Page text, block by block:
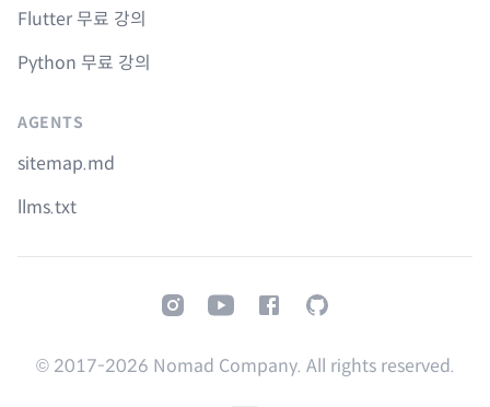
Flutter 무료 강의
Python 무료 강의
AGENTS
sitemap.md
llms.txt
InstagramYoutubeFacebookGitHub
© 2017-2026 Nomad Company. All rights reserved.